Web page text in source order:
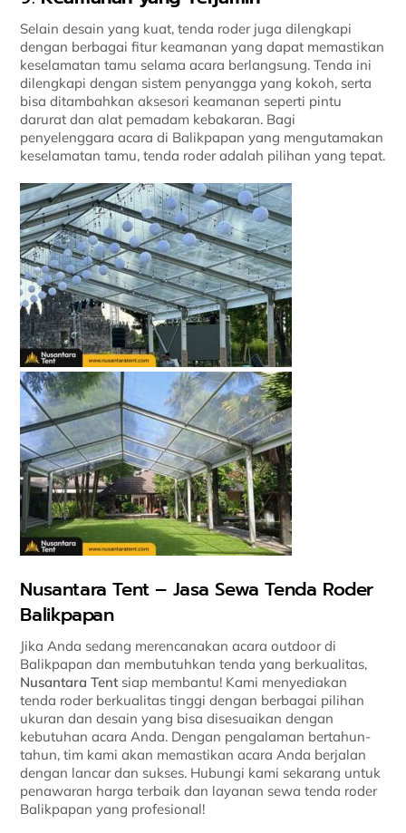
Selain desain yang kuat, tenda roder juga dilengkapi
dengan berbagai fitur keamanan yang dapat memastikan
keselamatan tamu selama acara berlangsung. Tenda ini
dilengkapi dengan sistem penyangga yang kokoh, serta
bisa ditambahkan aksesori keamanan seperti pintu
darurat dan alat pemadam kebakaran. Bagi
penyelenggara acara di Balikpapan yang mengutamakan
keselamatan tamu, tenda roder adalah pilihan yang tepat.
Nusantara Tent – Jasa Sewa Tenda Roder
Balikpapan
Jika Anda sedang merencanakan acara outdoor di
Balikpapan dan membutuhkan tenda yang berkualitas,
Nusantara Tentsiap membantu! Kami menyediakan
tenda roder berkualitas tinggi dengan berbagai pilihan
ukuran dan desain yang bisa disesuaikan dengan
kebutuhan acara Anda. Dengan pengalaman bertahun-
tahun, tim kami akan memastikan acara Anda berjalan
dengan lancar dan sukses. Hubungi kami sekarang untuk
penawaran harga terbaik dan layanan sewa tenda roder
Balikpapan yang profesional!